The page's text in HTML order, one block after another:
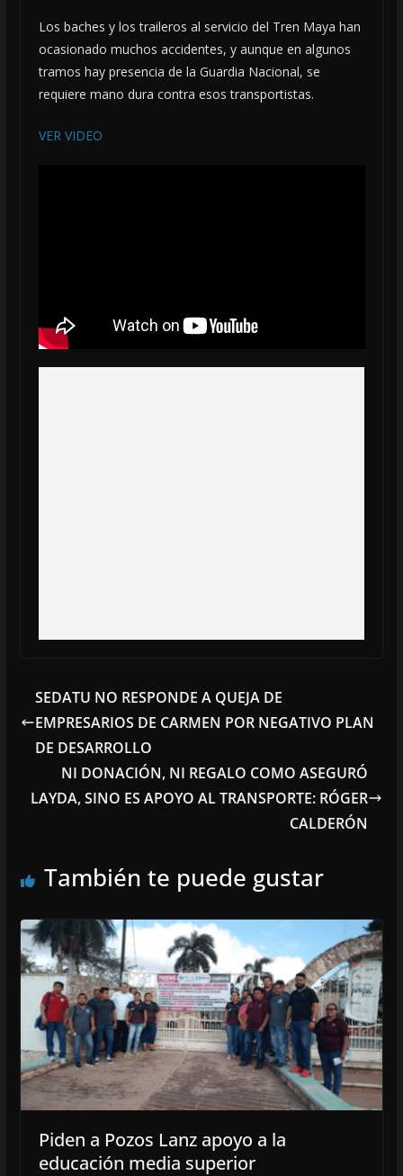
Los baches y los traileros al servicio del Tren Maya han
ocasionado muchos accidentes, y aunque en algunos
tramos hay presencia de la Guardia Nacional, se
requiere mano dura contra esos transportistas.
VER VIDEO
SEDATU NO RESPONDE A QUEJA DE
EMPRESARIOS DE CARMEN POR NEGATIVO PLAN
DE DESARROLLO
NI DONACIÓN, NI REGALO COMO ASEGURÓ
LAYDA, SINO ES APOYO AL TRANSPORTE: RÓGER
CALDERÓN
También te puede gustar
Piden a Pozos Lanz apoyo a la
educación media superior